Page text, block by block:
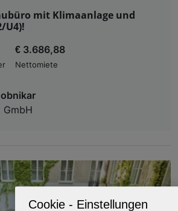
mit Klimaanlage und
U4)!
€ 3.686,88
Nettomiete
GmbH